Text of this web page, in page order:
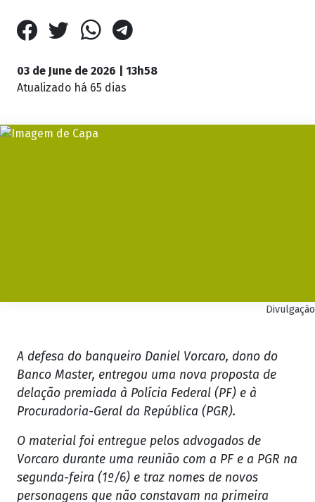
03 de June de 2026 | 13h58
Atualizado há 65 dias
Divulgação
A defesa do banqueiro Daniel Vorcaro, dono do
Banco Master, entregou uma nova proposta de
delação premiada à Polícia Federal (PF) e à
Procuradoria-Geral da República (PGR).
O material foi entregue pelos advogados de
Vorcaro durante uma reunião com a PF e a PGR na
segunda-feira (1º/6) e traz nomes de novos
personagens que não constavam na primeira